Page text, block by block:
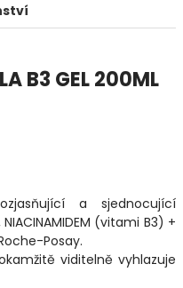
B3 GEL 200ML
a sjednocující
(vitami B3) +
Posay.
viditelně vyhlazuje